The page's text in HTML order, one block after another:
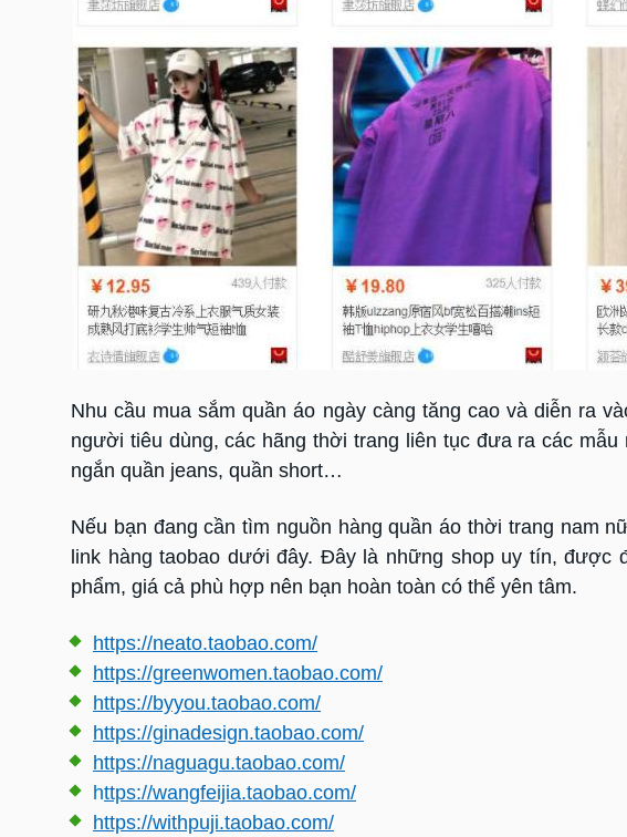
Nhu cầu mua sắm quần áo ngày càng tăng cao và diễn ra
người tiêu dùng, các hãng thời trang liên tục đưa ra các
ngắn quần jeans, quần short…
Nếu bạn đang cần tìm nguồn hàng quần áo thời trang nam
link hàng taobao dưới đây. Đây là những shop uy tín, được
phẩm, giá cả phù hợp nên bạn hoàn toàn có thể yên tâm.
https://neato.taobao.com/
https://greenwomen.taobao.com/
https://byyou.taobao.com/
https://ginadesign.taobao.com/
https://naguagu.taobao.com/
https://wangfeijia.taobao.com/
https://withpuji.taobao.com/